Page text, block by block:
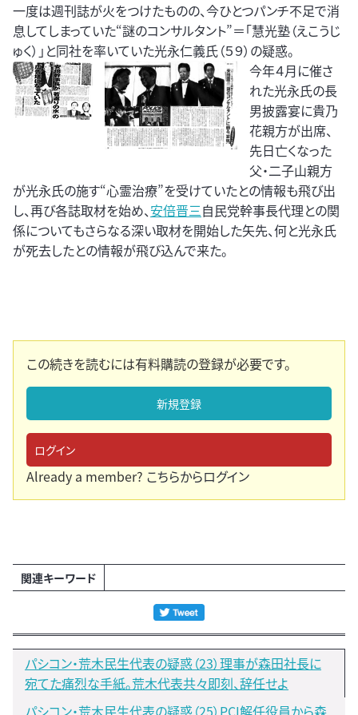
一度は週刊誌が火をつけたものの、今ひとつパンチ不足で消
息してしまっていた“謎のコンサルタント”＝「慧光塾（えこうじ
ゅく）」と同社を率いていた光永仁義氏（５９）の疑惑。
今年４月に催さ
れた光永氏の長
男披露宴に貴乃
花親方が出席、
先日亡くなった
父・二子山親方
が光永氏の施す“心霊治療”を受けていたとの情報も飛び出
し、再び各誌取材を始め、安倍晋三自民党幹事長代理との関
係についてもさらなる深い取材を開始した矢先、何と光永氏
が死去したとの情報が飛び込んで来た。
この続きを読むには有料購読の登録が必要です。
新規登録
ログイン
Already a member? こちらからログイン
関連キーワード
パシコン・荒木民生代表の疑惑（23）理事が森田社長に
宛てた痛烈な手紙。荒木代表共々即刻、辞任せよ